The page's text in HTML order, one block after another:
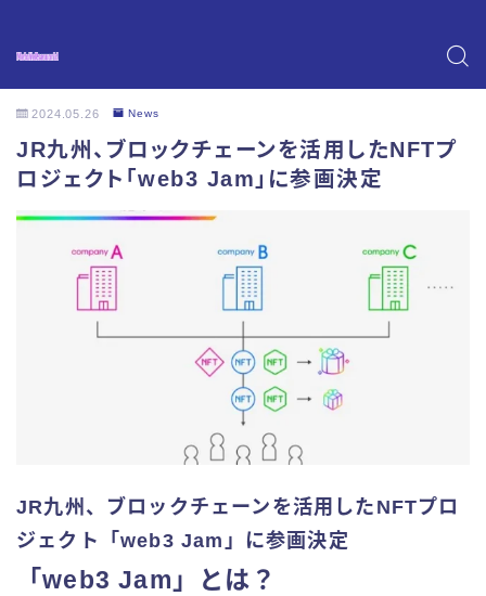
2024.05.26 News
JR九州、ブロックチェーンを活用したNFTプ
ロジェクト「web3 Jam」に参画決定
JR九州、ブロックチェーンを活用したNFTプロ
ジェクト「web3 Jam」に参画決定
「web3 Jam」とは？